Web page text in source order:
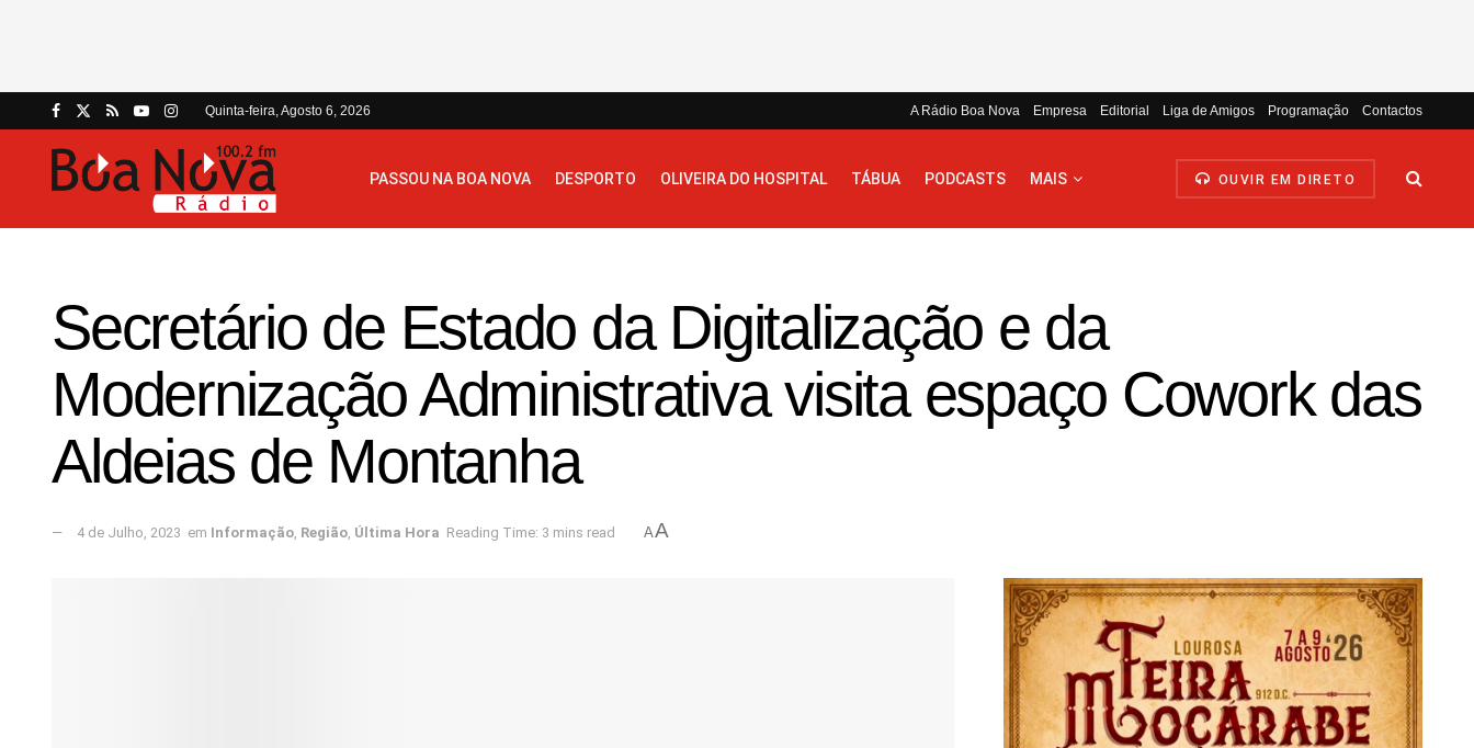
Quinta-feira, Agosto 6, 2026 A Rádio Boa Nova Empresa Editorial Liga de Amigos Programação Contactos
PASSOU NA BOA NOVA DESPORTO OLIVEIRA DO HOSPITAL TÁBUA PODCASTS MAIS OUVIR EM DIRETO
Secretário de Estado da Digitalização e da
Modernização Administrativa visita espaço Cowork das
Aldeias de Montanha
4 de Julho, 2023 em Informação, Região, Última Hora Reading Time: 3 mins read AA